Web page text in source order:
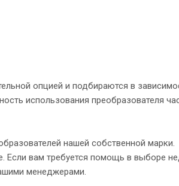
опцией и подбираются в
использования преобразователя
нашей собственной марки.
Если вам требуется помощь в выборе
менеджерами.